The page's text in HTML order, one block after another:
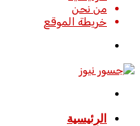
من نحن
خريطة الموقع
الرئيسية